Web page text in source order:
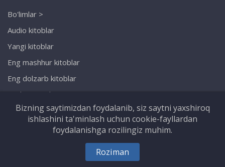
Bo'limlar >
Audio kitoblar
Yangi kitoblar
Eng mashhur kitoblar
Eng dolzarb kitoblar
Biz haqimizda
Copyright © Nursaidov.uz. Barcha huquqlar
himoyalangan!
Bizning saytimizdan foydalanib, siz saytni yaxshiroq
ishlashini ta'minlash uchun cookie-fayllardan
foydalanishga rozilingiz muhim.
Roziman